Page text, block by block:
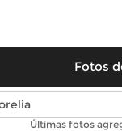
Fotos
Últimas fotos